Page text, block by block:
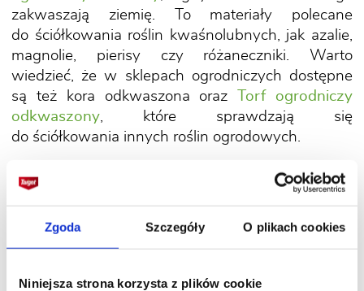
Zgoda Szczegóły O plikach cookies
Niniejsza strona korzysta z plików cookie
zakwaszają ziemię. To materiały polecane
do ściółkowania roślin kwaśnolubnych, jak azalie,
magnolie, pierisy czy różaneczniki. Warto
wiedzieć, że w sklepach ogrodniczych dostępne
są też kora odkwaszona oraz
Torf ogrodniczy
odkwaszony, które sprawdzają się
do ściółkowania innych roślin ogrodowych.
Przeczytaj także:
Ściółki naturalne – z czego
zrobić